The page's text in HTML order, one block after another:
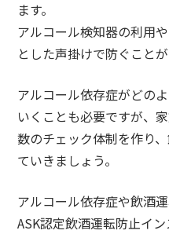
ます。
アルコール検知器の利用
とした声掛けで防ぐことが
アルコール依存症がどの
いくことも必要ですが、
数のチェック体制を作り
ていきましょう。
アルコール依存症や飲酒
ASK認定飲酒運転防止イ